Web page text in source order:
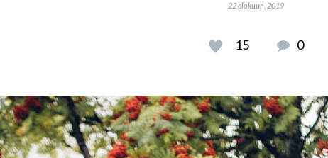
22 elokuun, 2019
15 0